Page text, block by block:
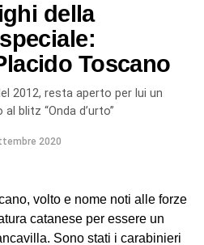
della
Toscano
2012, resta aperto per lui un
blitz “Onda d’urto”
2020
volto e nome noti alle forze
catanese per essere un
Sono stati i carabinieri